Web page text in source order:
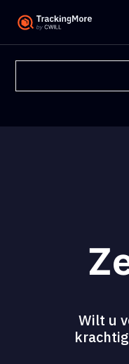
Wilt u